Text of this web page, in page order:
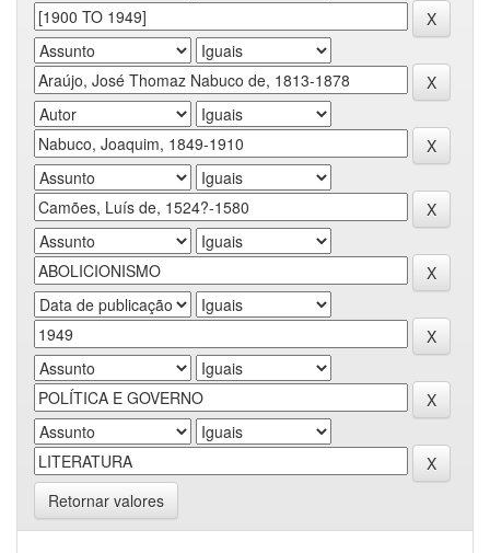
Retornar valores